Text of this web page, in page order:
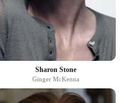
Sharon Stone
Ginger McKenna